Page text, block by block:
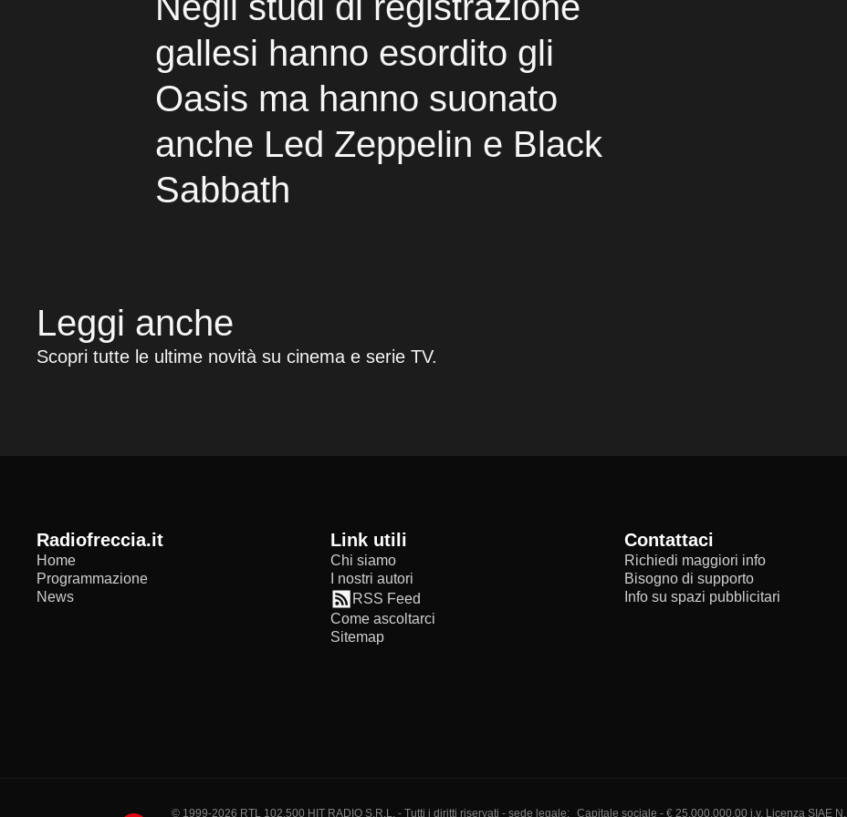
gallesi hanno esordito gli
Oasis ma hanno suonato
anche Led Zeppelin e Black
Sabbath
Leggi anche
Scopri tutte le ultime novità su cinema e serie TV.
radiofreccia.it
Home
Programmazione
News
Link utili
Chi siamo
I nostri autori
RSS Feed
Come ascoltarci
Sitemap
Contattaci
Richiedi maggiori info
Bisogno di supporto
Info su spazi pubblicitari
© 1999-2026 RTL 102,500 HIT RADIO S.R.L. - Tutti i diritti riservati - sede legale: Capitale sociale - € 25.000.000,00 i.v. Licenza SIAE N.